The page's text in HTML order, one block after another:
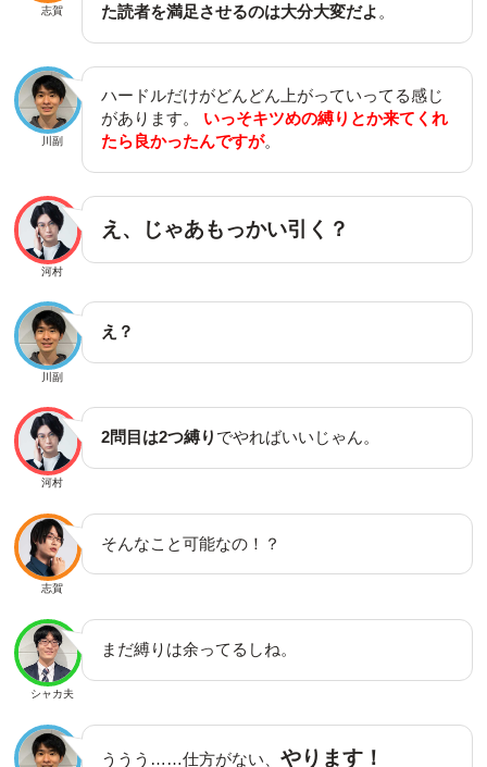
志賀
た読者を満足させるのは大分大変だよ 。
川副
ハードルだけがどんどん上がっていってる感じ
があります。 いっそキツめの縛りとか来てくれ
たら良かったんですが。
河村
え、じゃあもっかい引く？
川副
え？
河村
2問目は2つ縛り でやればいいじゃん。
志賀
そんなこと可能なの！？
シャカ夫
まだ縛りは余ってるしね。
ううう……仕方がない、やります！